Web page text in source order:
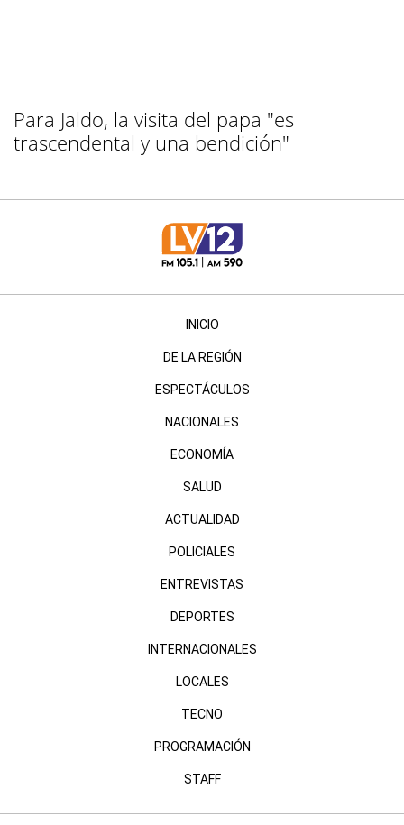
Para Jaldo, la visita del papa "es
trascendental y una bendición"
INICIO
DE LA REGIÓN
ESPECTÁCULOS
NACIONALES
ECONOMÍA
SALUD
ACTUALIDAD
POLICIALES
ENTREVISTAS
DEPORTES
INTERNACIONALES
LOCALES
TECNO
PROGRAMACIÓN
STAFF